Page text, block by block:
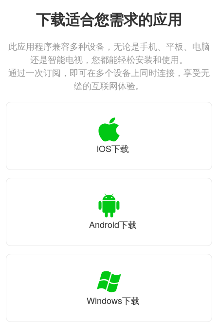
下载适合您需求的应用
此应用程序兼容多种设备，无论是手机、平板、电脑
还是智能电视，您都能轻松安装和使用。
通过一次订阅，即可在多个设备上同时连接，享受无
缝的互联网体验。
iOS下载
Android下载
Windows下载